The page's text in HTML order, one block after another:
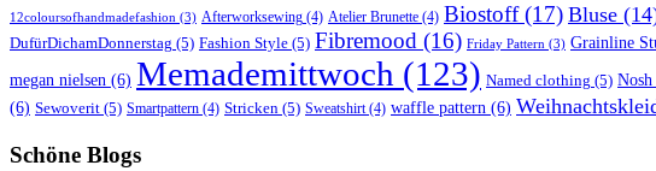
12coloursofhandmadefashion (3) Afterworksewing (4) Atelier Brunette (4) Biostoff(17) Bluse
DufürDichamDonnerstag (5) Fashion Style (5) Fibremood (16) Friday Pattern (3) Grainline
megan nielsen (6) Memademittwoch (123) Named clothing (5) Nosh
(6) Sewoverit (5) Smartpattern (4) Stricken (5) Sweatshirt(4) waffle pattern (6)
Schöne Blogs